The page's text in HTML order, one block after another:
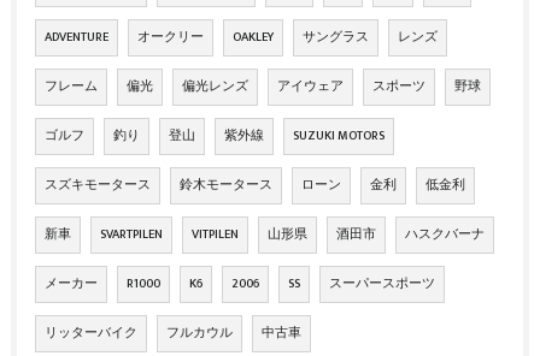
ADVENTURE オークリー OAKLEY サングラス レンズ
フレーム 偏光 偏光レンズ アイウェア スポーツ 野球
ゴルフ 釣り 登山 紫外線 SUZUKI MOTORS
スズキモータース 鈴木モータース ローン 金利 低金利
新車 SVARTPILEN VITPILEN 山形県 酒田市 ハスクバーナ
メーカー R1000 K6 2006 SS スーパースポーツ
リッターバイク フルカウル 中古車